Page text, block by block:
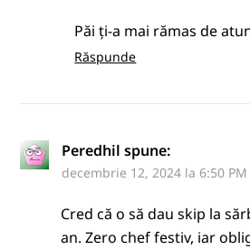
Păi ți-a mai rămas de
Răspunde
Peredhil spune:
decembrie 12, 2024 la 6:50 PM
Cred că o să dau skip la
an. Zero chef festiv, iar